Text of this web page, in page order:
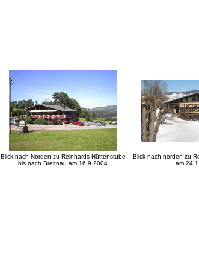
Blick nach Norden zu Reinhards Hüttenstube
bis nach Breitnau am 16.9.2004
Blick nach norden zu
am